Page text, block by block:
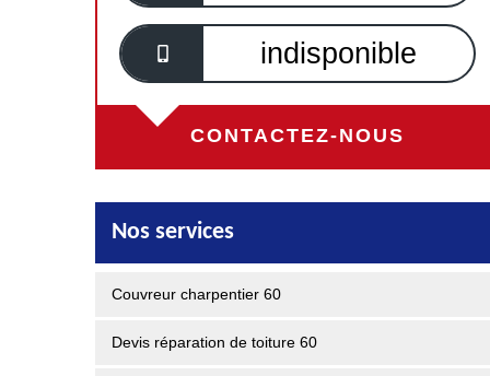
indisponible
CONTACTEZ-NOUS
Nos services
Couvreur charpentier 60
Devis réparation de toiture 60